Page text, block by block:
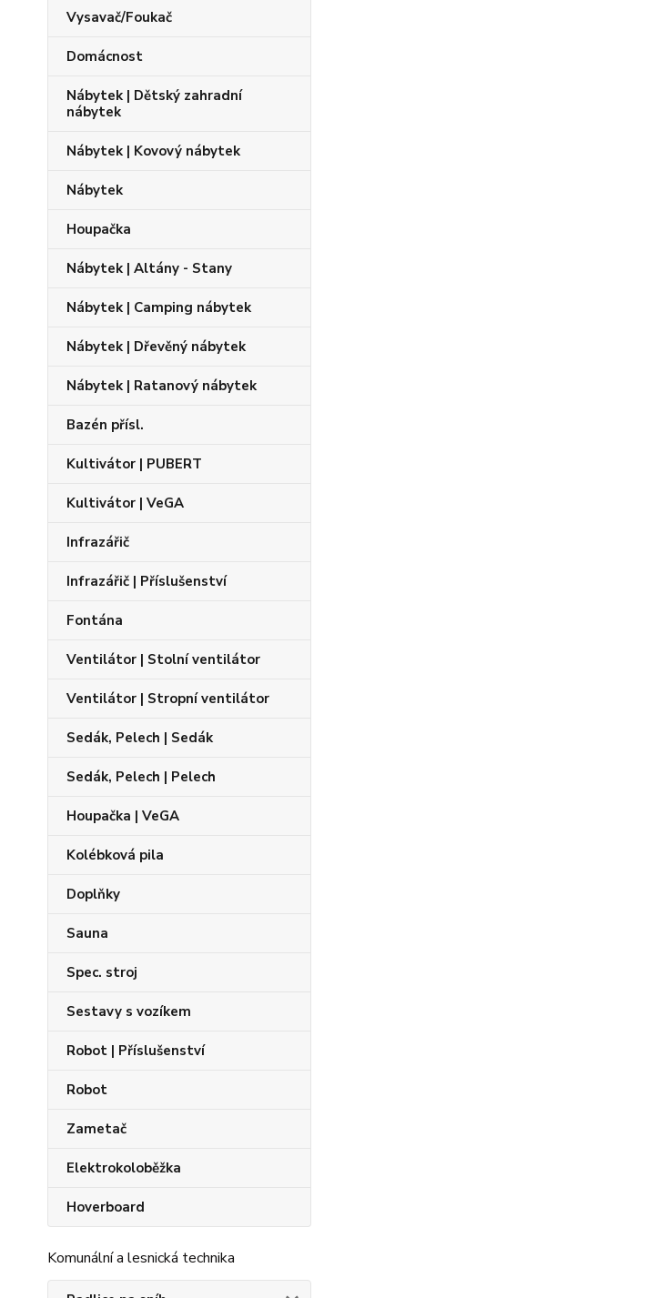
Vysavač/Foukač
Domácnost
Nábytek | Dětský zahradní
nábytek
Nábytek | Kovový nábytek
Nábytek
Houpačka
Nábytek | Altány - Stany
Nábytek | Camping nábytek
Nábytek | Dřevěný nábytek
Nábytek | Ratanový nábytek
Bazén přísl.
Kultivátor | PUBERT
Kultivátor | VeGA
Infrazářič
Infrazářič | Příslušenství
Fontána
Ventilátor | Stolní ventilátor
Ventilátor | Stropní ventilátor
Sedák, Pelech | Sedák
Sedák, Pelech | Pelech
Houpačka | VeGA
Kolébková pila
Doplňky
Sauna
Spec. stroj
Sestavy s vozíkem
Robot | Příslušenství
Robot
Zametač
Elektrokoloběžka
Hoverboard
Komunální a lesnická technika